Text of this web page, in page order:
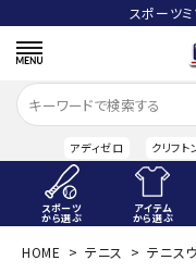
スポーツ
アディゼロ クリフト
スポーツ
から選ぶ
アイテム
から選ぶ
ACCOUNT MENU
HOME テニス テニス